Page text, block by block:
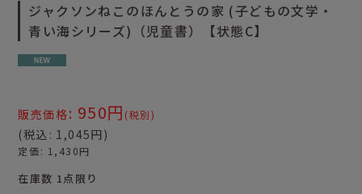
ジャクソンねこのほんとうの家 (子どもの文学・
青い海シリーズ)（児童書）【状態C】
販売価格: 950円 (税別)
(税込 : 1,045円)
定価: 1,430円
在庫数 1点限り